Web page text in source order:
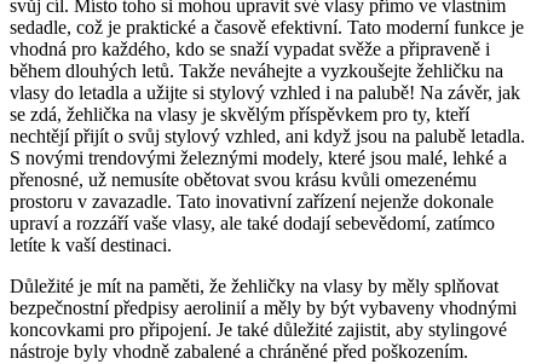
svůj cíl. Místo toho si mohou upravit své vlasy přímo ve vlastním
sedadle, což je praktické a časově efektivní. Tato moderní funkce je
vhodná pro každého, kdo se snaží vypadat svěže a připraveně i
během dlouhých letů. Takže neváhejte a vyzkoušejte žehličku na
vlasy do letadla a užijte si stylový vzhled i na palubě! Na závěr, jak
se zdá, žehlička na vlasy je skvělým příspěvkem pro ty, kteří
nechtějí přijít o svůj stylový vzhled, ani když jsou na palubě letadla.
S novými trendovými železnými modely, které jsou malé, lehké a
přenosné, už nemusíte obětovat svou krásu kvůli omezenému
prostoru v zavazadle. Tato inovativní zařízení nejenže dokonale
upraví a rozzáří vaše vlasy, ale také dodají sebevědomí, zatímco
letíte k vaší destinaci.
Důležité je mít na paměti, že žehličky na vlasy by měly splňovat
bezpečnostní předpisy aerolinií a měly by být vybaveny vhodnými
koncovkami pro připojení. Je také důležité zajistit, aby stylingové
nástroje byly vhodně zabalené a chráněné před poškozením.